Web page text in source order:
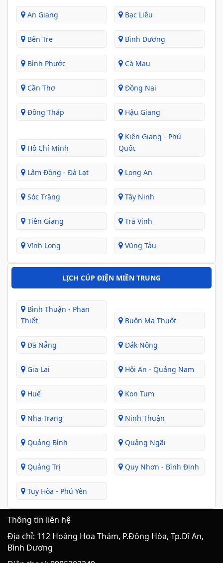
An Giang Bạc Liêu
Bến Tre Bình Dương
Bình Phước Cà Mau
Cần Thơ Đồng Nai
Đồng Tháp Hậu Giang
Hồ Chí Minh
Kiên Giang - Phú
Quốc
Lâm Đồng - Đà Lạt Long An
Sóc Trăng Tây Ninh
Tiền Giang Trà Vinh
Vĩnh Long Vũng Tàu
LỊCH CÚP ĐIỆN MIỀN TRUNG
Bình Thuận - Phan
Thiết
Buôn Ma Thuột
Đà Nẵng Đắk Nông
Gia Lai Hội An - Quảng Nam
Huế Kon Tum
Nha Trang Ninh Thuận
Quảng Bình Quảng Ngãi
Quảng Trị Quy Nhơn - Bình Định
Tuy Hòa - Phú Yên
Thông tin liên hệ
Địa chỉ: 112 Hoàng Hoa Thám, P.Đông Hòa, Tp.Dĩ An,
Bình Dương